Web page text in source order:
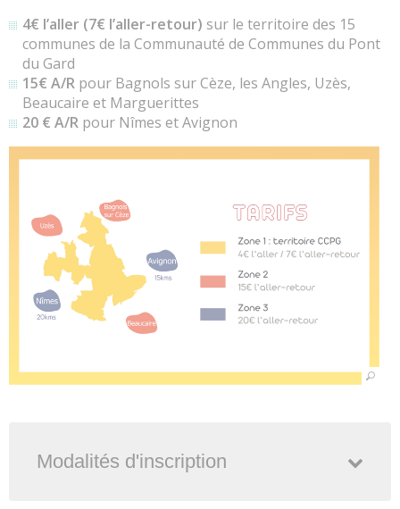
4€ l’aller (7€ l’aller-retour) sur le territoire des 15
communes de la Communauté de Communes du Pont
du Gard
15€ A/R pour Bagnols sur Cèze, les Angles, Uzès,
Beaucaire et Marguerittes
20 € A/R pour Nîmes et Avignon
Modalités d'inscription